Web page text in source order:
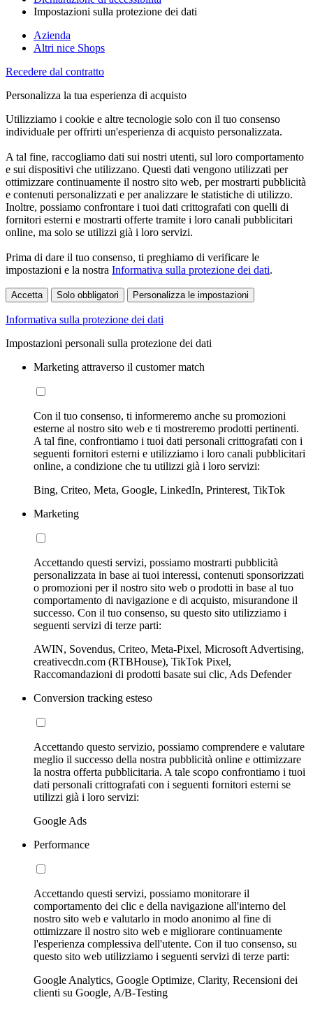
Impostazioni sulla protezione dei dati
Azienda
Altri nice Shops
Recedere dal contratto
Personalizza la tua esperienza di acquisto
Utilizziamo i cookie e altre tecnologie solo con il tuo consenso
individuale per offrirti un'esperienza di acquisto personalizzata.
A tal fine, raccogliamo dati sui nostri utenti, sul loro comportamento
e sui dispositivi che utilizzano. Questi dati vengono utilizzati per
ottimizzare continuamente il nostro sito web, per mostrarti pubblicità
e contenuti personalizzati e per analizzare le statistiche di utilizzo.
Inoltre, possiamo confrontare i tuoi dati crittografati con quelli di
fornitori esterni e mostrarti offerte tramite i loro canali pubblicitari
online, ma solo se utilizzi già i loro servizi.
Prima di dare il tuo consenso, ti preghiamo di verificare le
impostazioni e la nostra Informativa sulla protezione dei dati.
Accetta Solo obbligatori Personalizza le impostazioni
Informativa sulla protezione dei dati
Impostazioni personali sulla protezione dei dati
Marketing attraverso il customer match
Con il tuo consenso, ti informeremo anche su promozioni
esterne al nostro sito web e ti mostreremo prodotti pertinenti.
A tal fine, confrontiamo i tuoi dati personali crittografati con i
seguenti fornitori esterni e utilizziamo i loro canali pubblicitari
online, a condizione che tu utilizzi già i loro servizi:
Bing, Criteo, Meta, Google, LinkedIn, Printerest, TikTok
Marketing
Accettando questi servizi, possiamo mostrarti pubblicità
personalizzata in base ai tuoi interessi, contenuti sponsorizzati
o promozioni per il nostro sito web o prodotti in base al tuo
comportamento di navigazione e di acquisto, misurandone il
successo. Con il tuo consenso, su questo sito utilizziamo i
seguenti servizi di terze parti:
AWIN, Sovendus, Criteo, Meta-Pixel, Microsoft Advertising,
creativecdn.com (RTBHouse), TikTok Pixel,
Raccomandazioni di prodotti basate sui clic, Ads Defender
Conversion tracking esteso
Accettando questo servizio, possiamo comprendere e valutare
meglio il successo della nostra pubblicità online e ottimizzare
la nostra offerta pubblicitaria. A tale scopo confrontiamo i tuoi
dati personali crittografati con i seguenti fornitori esterni se
utilizzi già i loro servizi:
Google Ads
Performance
Accettando questi servizi, possiamo monitorare il
comportamento dei clic e della navigazione all'interno del
nostro sito web e valutarlo in modo anonimo al fine di
ottimizzare il nostro sito web e migliorare continuamente
l'esperienza complessiva dell'utente. Con il tuo consenso, su
questo sito web utilizziamo i seguenti servizi di terze parti:
Google Analytics, Google Optimize, Clarity, Recensioni dei
clienti su Google, A/B-Testing